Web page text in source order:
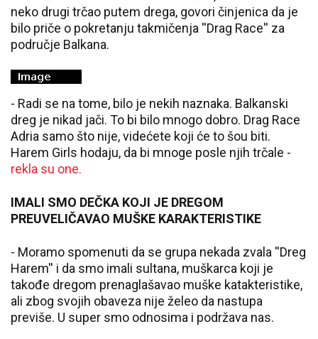
neko drugi trčao putem drega, govori činjenica da je
bilo priče o pokretanju takmičenja ''Drag Race'' za
područje Balkana.
- Radi se na tome, bilo je nekih naznaka. Balkanski
dreg je nikad jači. To bi bilo mnogo dobro. Drag Race
Adria samo što nije, videćete koji će to šou biti.
Harem Girls hodaju, da bi mnoge posle njih trčale -
rekla su one.
IMALI SMO DEČKA KOJI JE DREGOM
PREUVELIČAVAO MUŠKE KARAKTERISTIKE
- Moramo spomenuti da se grupa nekada zvala ''Dreg
Harem'' i da smo imali sultana, muškarca koji je
takođe dregom prenaglašavao muške katakteristike,
ali zbog svojih obaveza nije želeo da nastupa
previše. U super smo odnosima i podržava nas.